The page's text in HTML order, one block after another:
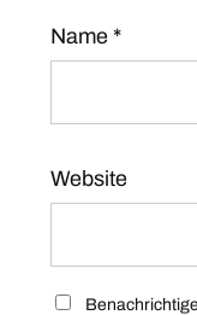
Name *
Website